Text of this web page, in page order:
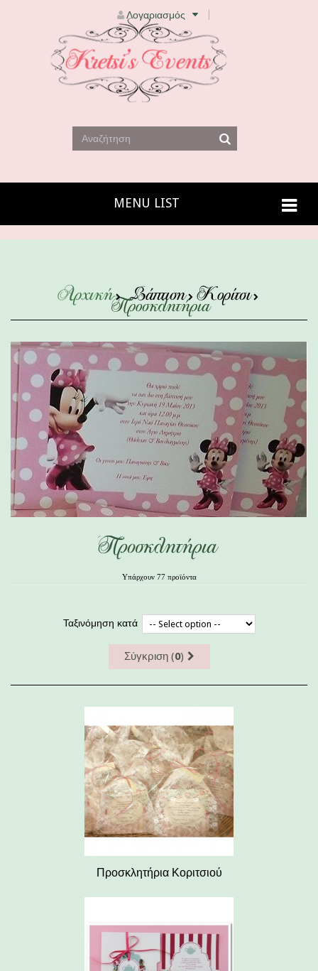
Λογαριασμός
MENU LIST
Αρχική Βάπτιση Κορίτσι
Προσκλητήρια
Προσκλητήρια
Υπάρχουν 77 προϊόντα
Ταξινόμηση κατά
Σύγκριση (0)
Προσκλητήρια Κοριτσιού